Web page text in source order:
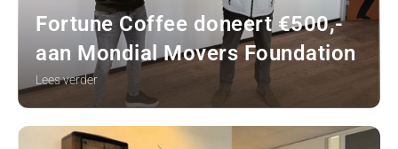
Fortune Coffee doneert €500,-
aan Mondial Movers Foundation
Lees verder